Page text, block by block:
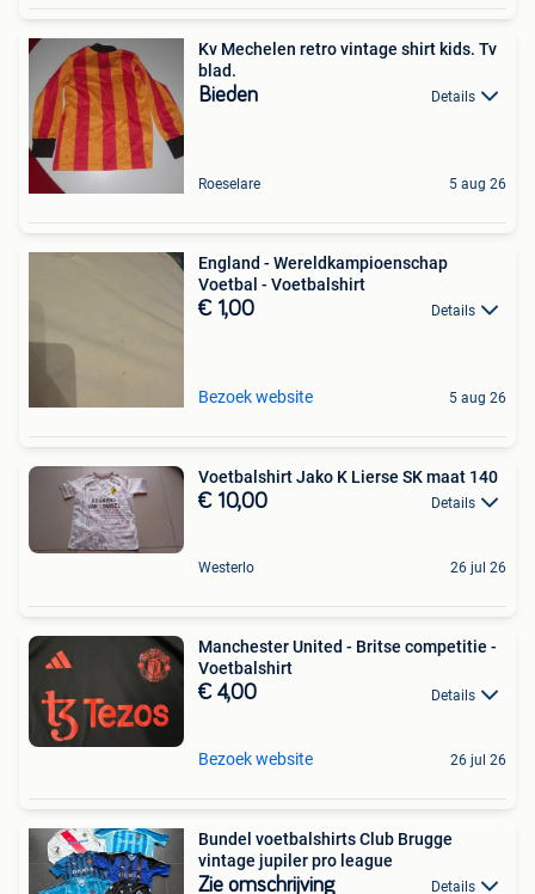
Kv Mechelen retro vintage shirt kids. Tv
blad.
Bieden Details
Roeselare 5 aug 26
England - Wereldkampioenschap
Voetbal - Voetbalshirt
€ 1,00 Details
Bezoek website 5 aug 26
Voetbalshirt Jako K Lierse SK maat 140
€ 10,00 Details
Westerlo 26 jul 26
Manchester United - Britse competitie -
Voetbalshirt
€ 4,00 Details
Bezoek website 26 jul 26
Bundel voetbalshirts Club Brugge
vintage jupiler pro league
Zie omschrijving Details